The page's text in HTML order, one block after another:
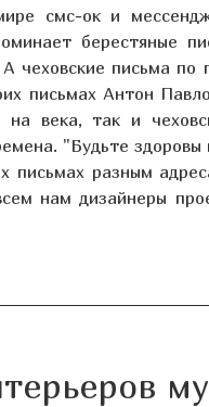
смс-ок и
берестяные
чеховские письма по
письмах Антон
века, так и
"Будьте
письмах разным
нам дизайнеры